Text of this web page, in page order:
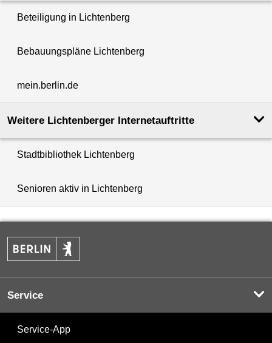
Beteiligung in Lichtenberg
Bebauungspläne Lichtenberg
mein.berlin.de
Weitere Lichtenberger Internetauftritte
Stadtbibliothek Lichtenberg
Senioren aktiv in Lichtenberg
Service
Service-App